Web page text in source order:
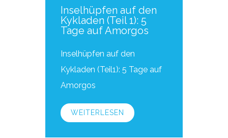
Inselhüpfen auf den
Kykladen (Teil 1): 5
Tage auf Amorgos
Inselhüpfen auf den
Kykladen (Teil1): 5 Tage auf
Amorgos
WEITERLESEN